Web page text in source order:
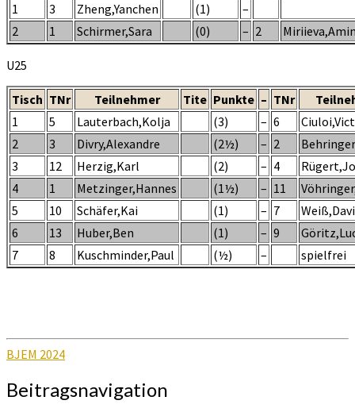
1
3 Zheng,Yanchen (1)
–
2
1 Schirmer,Sara (0) – 2
U25
Tisch TNr Teilnehmer Tite Punkte – TNr
1
5 Lauterbach,Kolja (3) – 6
2
3 Divry,Alexandre (2½) – 2
3
12 Herzig,Karl (2) – 4
4
1 Metzinger,Hannes (1½) – 11
5
10 Schäfer,Kai (1) – 7
6
13 Huber,Ben (1) – 9
7
8 Kuschminder,Paul (½) – spielfrei
BJEM 2024
Beitragsnavigation